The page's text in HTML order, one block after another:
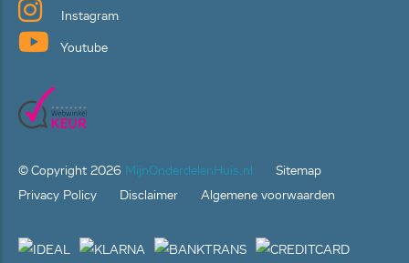
Instagram
Youtube
© Copyright 2026 MijnOnderdelenHuis.nl
Sitemap
Privacy Policy
Disclaimer Algemene voorwaarden